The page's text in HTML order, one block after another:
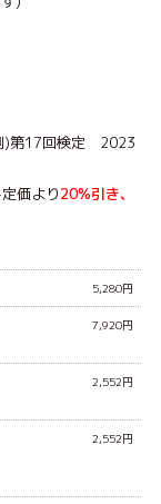
)第17回検定 2023
価より20%引き、
5,280円
7,920円
2,552円
2,552円